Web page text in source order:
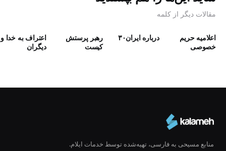
مقالات دیگر از کلمه
اعلامیه حریم
خصوصی
درباره ایران۳۰
رهبر پرستش
كيست
اعتراف به خدا و
دیگران
منابع مسیحی به فارسی، تهیه‌شده توسط خدمات ایلام.